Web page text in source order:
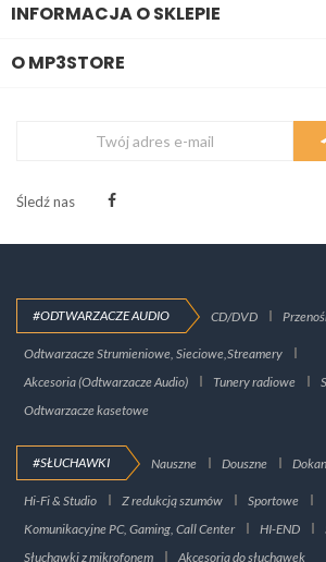
INFORMACJA O SKLEPIE
O MP3STORE
Śledź nas
#ODTWARZACZE AUDIO CD/DVD
Odtwarzacze Strumieniowe, Sieciowe,Streamery
Akcesoria (Odtwarzacze Audio)
Tunery radiowe
Odtwarzacze kasetowe
#SŁUCHAWKI Nauszne Douszne
Hi-Fi & Studio Z redukcją szumów
Sportowe
Komunikacyjne PC, Gaming, Call Center
HI-END
Słuchawki z mikrofonem
Akcesoria do słuchawek